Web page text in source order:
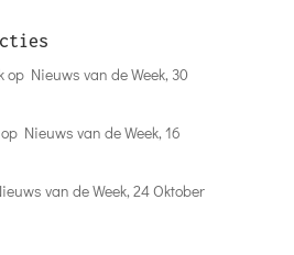
op Nieuws van de Week, 30
Nieuws van de Week, 16
van de Week, 24 Oktober